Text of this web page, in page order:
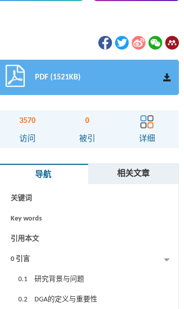
PDF (1521KB)
3570
访问
0
被引 详细
导航 相关文章
摘要
Graphical abstract
关键词
Key words
引用本文
0 引言
0.1 研究背景与问题
0.2 DGA的定义与重要性